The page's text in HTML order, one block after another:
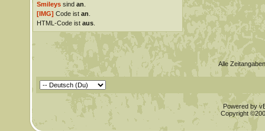
Smileyssind an
[IMG] Code ist an
HTML-Code ist aus.
Alle
Powered by
Copyright